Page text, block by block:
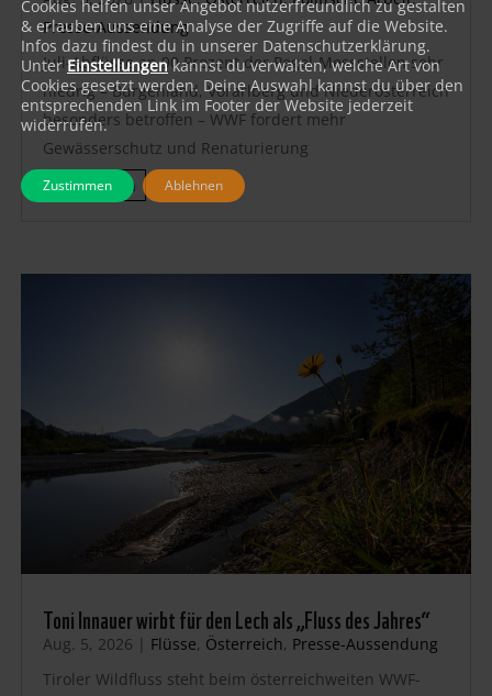
Presse-Aussendung
Juli-Abflüsse an 90 Prozent der Pegel-Messstellen sehr
niedrig – Burgenland, Vorarlberg und Niederösterreich
besonders betroffen – WWF fordert mehr
Gewässerschutz und Renaturierung
mehr lesen
Toni Innauer wirbt für den Lech als „Fluss des Jahres“
Aug. 5, 2026 | Flüsse, Österreich, Presse-Aussendung
Tiroler Wildfluss steht beim österreichweiten WWF-
Cookies helfen unser Angebot nutzerfreundlich zu gestalten
& erlauben uns eine Analyse der Zugriffe auf die Website.
Infos dazu findest du in unserer Datenschutzerklärung.
UnterEinstellungen kannst du verwalten, welche Art von
Cookies gesetzt werden. Deine Auswahl kannst du über den
entsprechenden Link im Footer der Website jederzeit
widerrufen.
Zustimmen Ablehnen